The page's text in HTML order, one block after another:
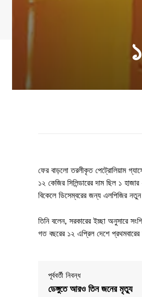
ফের বাড়লো তরলীকৃত পেট্রোলিয়াম
১২ কেজির সিলিন্ডারের দাম ছিল ১
বিকেলে ডিসেম্বরের জন্য এলপিজির
তিনি বলেন, সরকারের ইচ্ছা অনুসারে
গত বছরের ১২ এপ্রিল দেশে
পূর্ববর্তী নিবন্ধ
ডেঙ্গুতে আরও তিন জনের মৃত্যু